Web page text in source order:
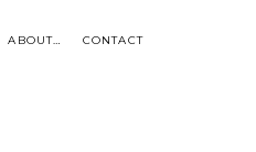
ABOUT… CONTACT